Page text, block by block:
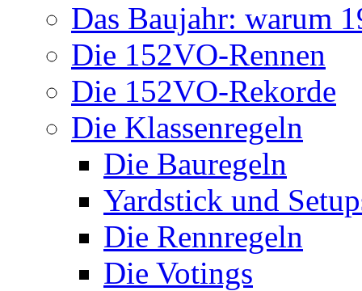
Das Baujahr: warum
Die 152VO-Rennen
Die 152VO-Rekorde
Die Klassenregeln
Die Bauregeln
Yardstick und
Die Rennregeln
Die Votings